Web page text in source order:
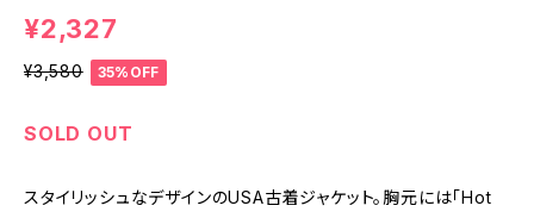
¥2,327
¥3,580 35%OFF
SOLD OUT
スタイリッシュなデザインのUSA古着ジャケット。胸元には「Hot